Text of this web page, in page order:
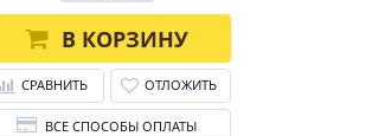
В КОРЗИНУ
СРАВНИТЬ ОТЛОЖИТЬ
ВСЕ СПОСОБЫ ОПЛАТЫ